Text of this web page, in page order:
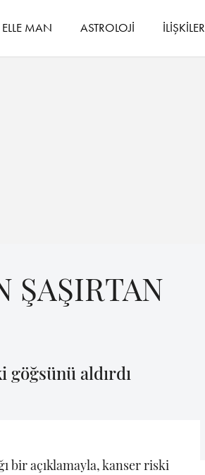
ELLE MAN ASTROLOJİ İLİŞKİLER
ŞAŞIRTAN
göğsünü aldırdı
bir açıklamayla, kanser riski